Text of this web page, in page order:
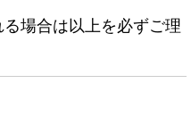
場合は以上を必ずご理